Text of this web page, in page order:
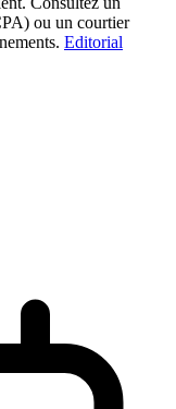
ou un courtier
Editorial